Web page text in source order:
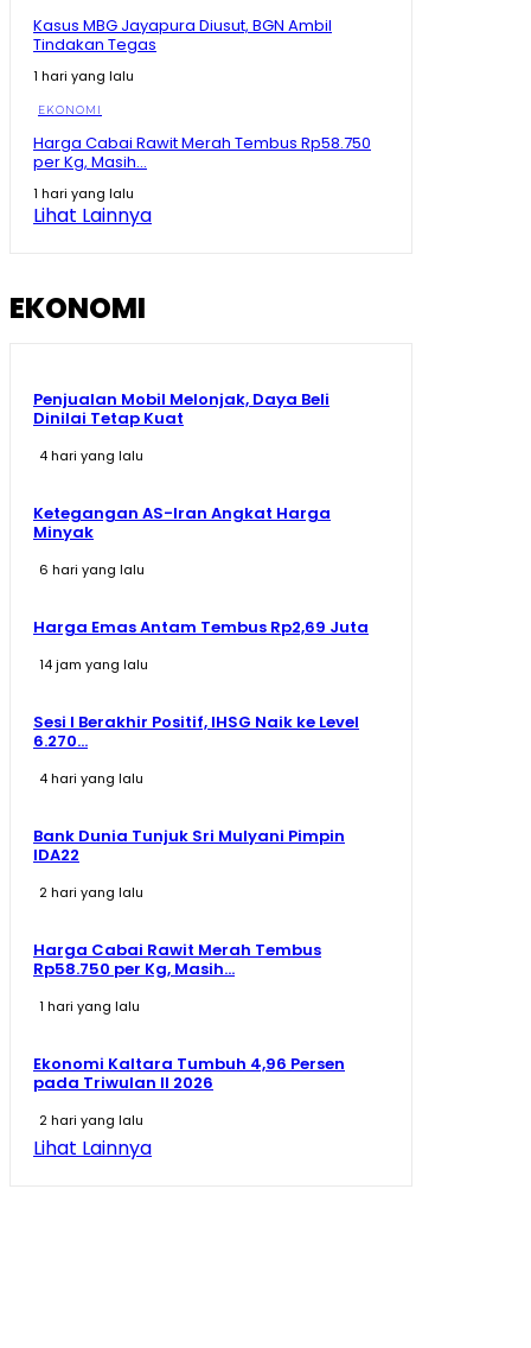
Sherly Disentil! Nazlatan Berharap Jalan Cepat Beres
Berharap Tak Pakai Hilux lagi
08:13
Pecah Rekor Lagi! Sherly Bawa Maluku Utara Tetap
11:01
Kasus MBG Jayapura Diusut, BGN Ambil
Tindakan Tegas
1 hari yang lalu
EKONOMI
Harga Cabai Rawit Merah Tembus Rp58.750
per Kg, Masih...
1 hari yang lalu
Lihat Lainnya
EKONOMI
Penjualan Mobil Melonjak, Daya Beli
Dinilai Tetap Kuat
4 hari yang lalu
Ketegangan AS-Iran Angkat Harga
Minyak
6 hari yang lalu
Harga Emas Antam Tembus Rp2,69 Juta
14 jam yang lalu
Sesi I Berakhir Positif, IHSG Naik ke Level
6.270...
4 hari yang lalu
Bank Dunia Tunjuk Sri Mulyani Pimpin
IDA22
2 hari yang lalu
Harga Cabai Rawit Merah Tembus
Rp58.750 per Kg, Masih...
1 hari yang lalu
Ekonomi Kaltara Tumbuh 4,96 Persen
pada Triwulan II 2026
2 hari yang lalu
Lihat Lainnya